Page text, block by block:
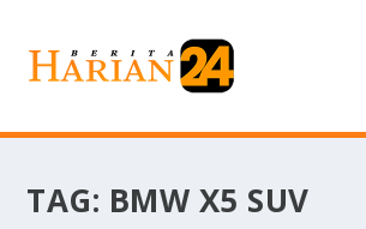
TAG: BMW X5 SUV